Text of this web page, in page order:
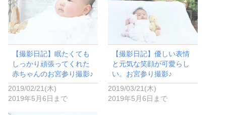
共
有
し
い
ウ
ィ
ン
ド
ウ
で
開
き
ま
ク
し
て
く
だ
さ
い
(
新
し
い
【撮影日記】眠たくても
しっかり頑張ってくれた
赤ちゃんのお宮参り撮影♪
2019/02/21(木)
2019年5月6日まで
【撮影日記】優しい表情
と元気な笑顔が可愛らし
い。お宮参り撮影♪
2019/03/21(木)
2019年5月6日まで